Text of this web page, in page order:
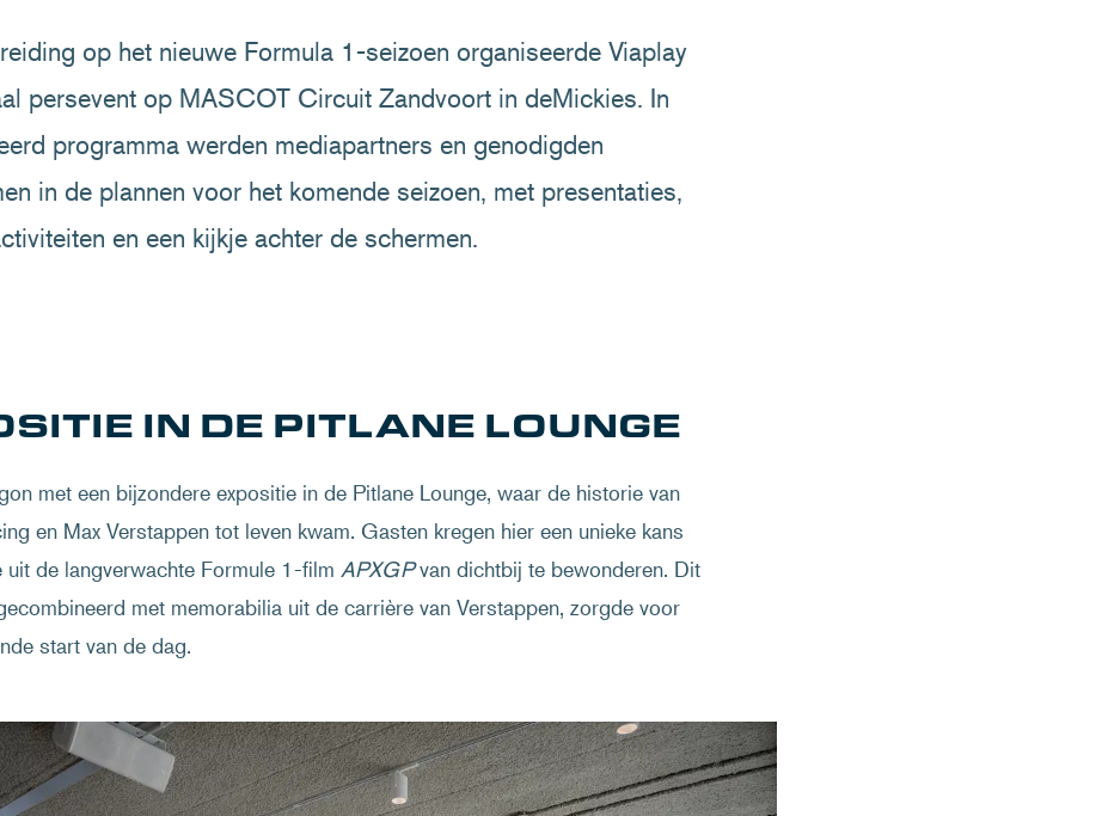
op het nieuwe Formula 1-seizoen organiseerde Viaplay
persevent op MASCOT Circuit Zandvoort in deMickies. In
programma werden mediapartners en genodigden
in de plannen voor het komende seizoen, met presentaties,
en een kijkje achter de schermen.
IN DE PITLANE LOUNGE
met een bijzondere expositie in de Pitlane Lounge, waar de historie van
en Max Verstappen tot leven kwam. Gasten kregen hier een unieke kans
de langverwachte Formule 1-film APXGPvan dichtbij te bewonderen. Dit
met memorabilia uit de carrière van Verstappen, zorgde voor
start van de dag.